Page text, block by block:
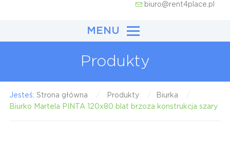
biuro@rent4place.pl
MENU
Produkty
Jesteś: Strona główna Produkty
Biurka
Biurko Martela PINTA 120x80 blat brzoza konstrukcja szary